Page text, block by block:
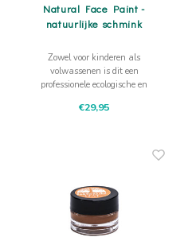
Natural Face Paint -
natuurlijke schmink
Zowel voor kinderen als
volwassenen is dit een
professionele ecologische en
gebaseerd op natuurlijke
€29,95